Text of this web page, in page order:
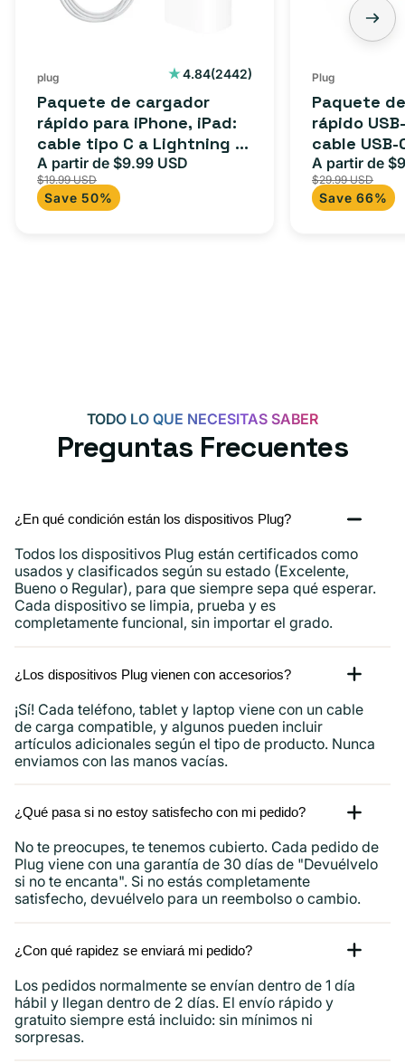
a
Lightning
(1
m)
+
adaptador
plug 4.84(2442)
2442
Paquete de cargador
rápido para iPhone, iPad:
cable tipo C a Lightning (1
m) + adaptador tipo C
Precio
de
oferta
A partir de $9.99 USD
$19.99 USD
Save 50%
USB-
C
a
USB-
C
Android,
iPhone
15,
Plug
Paquete
rápido
cable USB-
adaptador
para
iPad y más.
Precio
de
oferta
A partir de
$29.99 USD
Save 66%
TODO LO QUE NECESITAS SABER
Preguntas Frecuentes
¿En qué condición están los dispositivos Plug?
Todos los dispositivos Plug están certificados como
usados ​​y clasificados según su estado (Excelente,
Bueno o Regular), para que siempre sepa qué esperar.
Cada dispositivo se limpia, prueba y es
completamente funcional, sin importar el grado.
¿Los dispositivos Plug vienen con accesorios?
¡Sí! Cada teléfono, tablet y laptop viene con un cable
de carga compatible, y algunos pueden incluir
artículos adicionales según el tipo de producto. Nunca
enviamos con las manos vacías.
¿Qué pasa si no estoy satisfecho con mi pedido?
No te preocupes, te tenemos cubierto. Cada pedido de
Plug viene con una garantía de 30 días de "Devuélvelo
si no te encanta". Si no estás completamente
satisfecho, devuélvelo para un reembolso o cambio.
¿Con qué rapidez se enviará mi pedido?
Los pedidos normalmente se envían dentro de 1 día
hábil y llegan dentro de 2 días. El envío rápido y
gratuito siempre está incluido: sin mínimos ni
sorpresas.